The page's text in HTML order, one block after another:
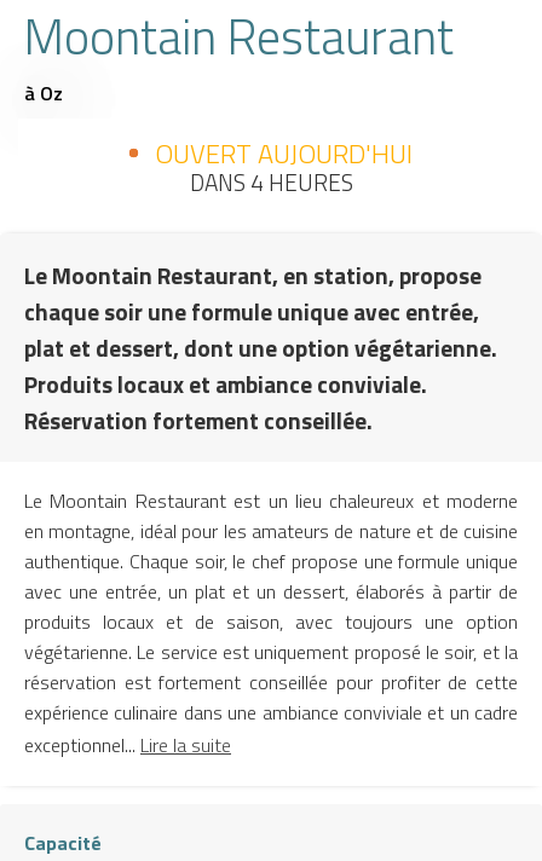
Moontain Restaurant
à Oz
OUVERT AUJOURD'HUI
DANS 4 HEURES
Le Moontain Restaurant, en station, propose
chaque soir une formule unique avec entrée,
plat et dessert, dont une option végétarienne.
Produits locaux et ambiance conviviale.
Réservation fortement conseillée.
Le Moontain Restaurant est un lieu chaleureux et moderne
en montagne, idéal pour les amateurs de nature et de cuisine
authentique. Chaque soir, le chef propose une formule unique
avec une entrée, un plat et un dessert, élaborés à partir de
produits locaux et de saison, avec toujours une option
végétarienne. Le service est uniquement proposé le soir, et la
réservation est fortement conseillée pour profiter de cette
expérience culinaire dans une ambiance conviviale et un cadre
exceptionnel... Lire la suite
Capacité